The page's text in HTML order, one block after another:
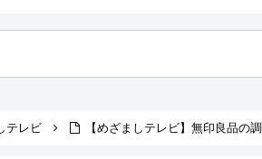
テレビ 【めざましテレビ】無印良品の